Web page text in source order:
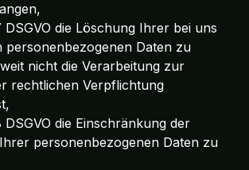
DSGVO die Löschung Ihrer bei uns
personenbezogenen Daten zu
nicht die Verarbeitung zur
rechtlichen Verpflichtung
DSGVO die Einschränkung der
personenbezogenen Daten zu